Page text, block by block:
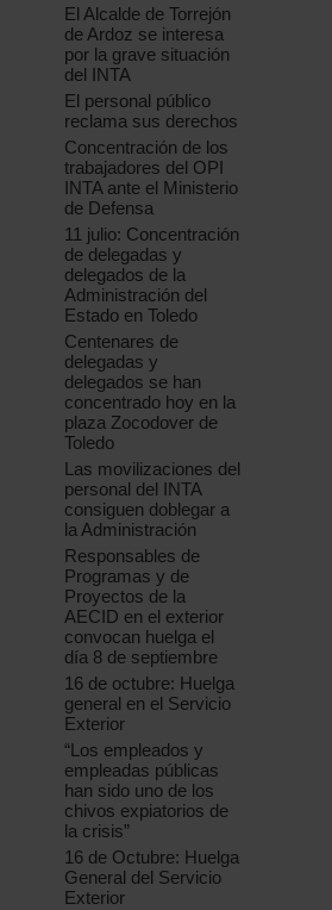
El Alcalde de Torrejón
de Ardoz se interesa
por la grave situación
del INTA
El personal público
reclama sus derechos
Concentración de los
trabajadores del OPI
INTA ante el Ministerio
de Defensa
11 julio: Concentración
de delegadas y
delegados de la
Administración del
Estado en Toledo
Centenares de
delegadas y
delegados se han
concentrado hoy en la
plaza Zocodover de
Toledo
Las movilizaciones del
personal del INTA
consiguen doblegar a
la Administración
Responsables de
Programas y de
Proyectos de la
AECID en el exterior
convocan huelga el
día 8 de septiembre
16 de octubre: Huelga
general en el Servicio
Exterior
“Los empleados y
empleadas públicas
han sido uno de los
chivos expiatorios de
la crisis”
16 de Octubre: Huelga
General del Servicio
Exterior